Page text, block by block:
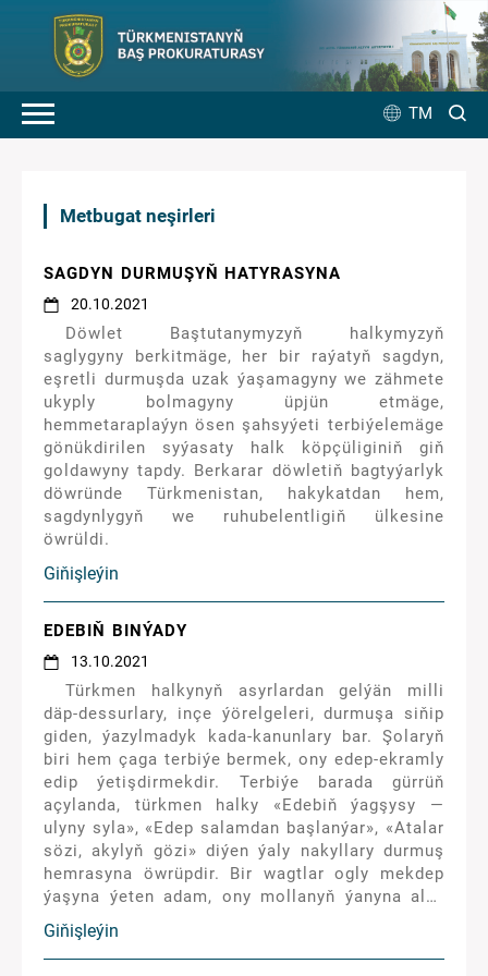
TM
Metbugat neşirleri
SAGDYN DURMUŞYŇ HATYRASYNA
20.10.2021
Döwlet Baştutanymyzyň halkymyzyň
saglygyny berkitmäge, her bir raýatyň sagdyn,
eşretli durmuşda uzak ýaşamagyny we zähmete
ukyply bolmagyny üpjün etmäge,
hemmetaraplaýyn ösen şahsyýeti terbiýelemäge
gönükdirilen syýasaty halk köpçüliginiň giň
goldawyny tapdy. Berkarar döwletiň bagtyýarlyk
döwründe Türkmenistan, hakykatdan hem,
sagdynlygyň we ruhubelentligiň ülkesine
öwrüldi.
Giňişleýin
EDEBIŇ BINÝADY
13.10.2021
Türkmen halkynyň asyrlardan gelýän milli
däp-dessurlary, inçe ýörelgeleri, durmuşa siňip
giden, ýazylmadyk kada-kanunlary bar. Şolaryň
biri hem çaga terbiýe bermek, ony edep-ekramly
edip ýetişdirmekdir. Terbiýe barada gürrüň
açylanda, türkmen halky «Edebiň ýagşysy —
ulyny syla», «Edep salamdan başlanýar», «Atalar
sözi, akylyň gözi» diýen ýaly nakyllary durmuş
hemrasyna öwrüpdir. Bir wagtlar ogly mekdep
ýaşyna ýeten adam, ony mollanyň ýanyna alyp
barýar. «Şuňa terbiýe berseňiz hem-de
okatsaňyz» diýýär. Şonda molla: «Okatmasyna
başlarys, ýöne terbiýe meselesinde biraz gijä
Giňişleýin